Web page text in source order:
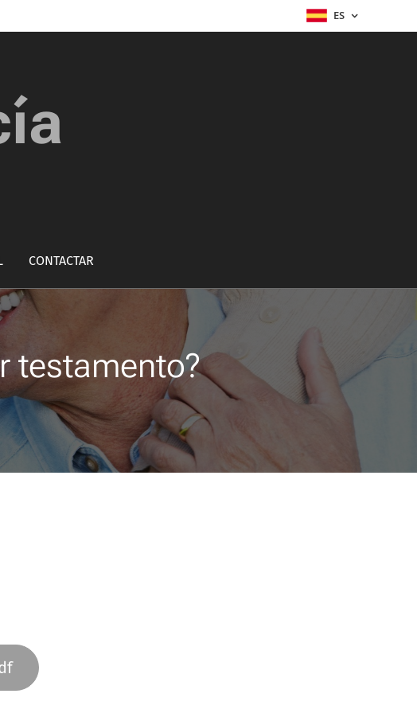
ES
CONTACTAR
testamento?